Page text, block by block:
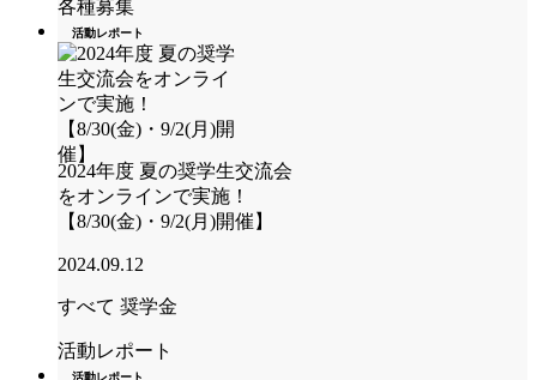
各種募集
活動レポート
2024年度 夏の奨学生交流会
をオンラインで実施！
【8/30(金)・9/2(月)開催】
2024.09.12
すべて 奨学金
活動レポート
活動レポート